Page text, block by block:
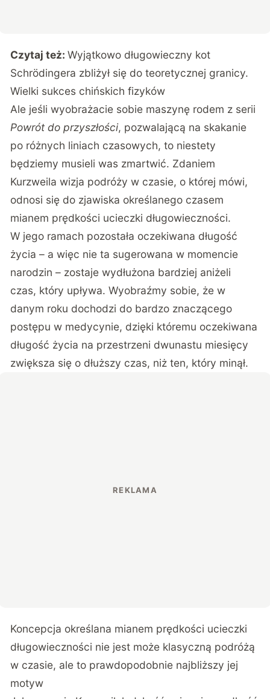
Czytaj też:Wyjątkowo długowieczny kot
Schrödingera zbliżył się do teoretycznej granicy.
Wielki sukces chińskich fizyków
Ale jeśli wyobrażacie sobie maszynę rodem z serii
Powrót do przyszłości, pozwalającą na skakanie
po różnych liniach czasowych, to niestety
będziemy musieli was zmartwić. Zdaniem
Kurzweila wizja podróży w czasie, o której mówi,
odnosi się do zjawiska określanego czasem
mianem prędkości ucieczki długowieczności.
W jego ramach pozostała oczekiwana długość
życia – a więc nie ta sugerowana w momencie
narodzin – zostaje wydłużona bardziej aniżeli
czas, który upływa. Wyobraźmy sobie, że w
danym roku dochodzi do bardzo znaczącego
postępu w medycynie, dzięki któremu oczekiwana
długość życia na przestrzeni dwunastu miesięcy
zwiększa się o dłuższy czas, niż ten, który minął.
Koncepcja określana mianem prędkości ucieczki
długowieczności nie jest może klasyczną podróżą
w czasie, ale to prawdopodobnie najbliższy jej
motyw